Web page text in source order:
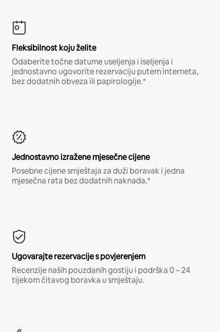
Fleksibilnost koju želite
Odaberite točne datume useljenja i iseljenja i
jednostavno ugovorite rezervaciju putem interneta,
bez dodatnih obveza ili papirologije.*
Jednostavno izražene mjesečne cijene
Posebne cijene smještaja za duži boravak i jedna
mjesečna rata bez dodatnih naknada.*
Ugovarajte rezervacije s povjerenjem
Recenzije naših pouzdanih gostiju i podrška 0 – 24
tijekom čitavog boravka u smještaju.